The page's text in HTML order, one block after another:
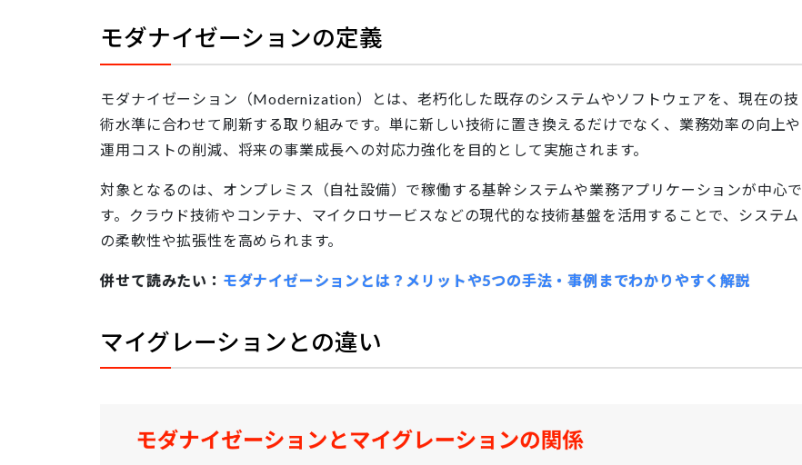
モダナイゼーションの定義
モダナイゼーション（Modernization）とは、老朽化した既存のシステムやソフトウェアを、現在の技
術水準に合わせて刷新する取り組みです。単に新しい技術に置き換えるだけでなく、業務効率の向上や
運用コストの削減、将来の事業成長への対応力強化を目的として実施されます。
対象となるのは、オンプレミス（自社設備）で稼働する基幹システムや業務アプリケーションが中心で
す。クラウド技術やコンテナ、マイクロサービスなどの現代的な技術基盤を活用することで、システム
の柔軟性や拡張性を高められます。
併せて読みたい： モダナイゼーションとは？メリットや5つの手法・事例までわかりやすく解説
マイグレーションとの違い